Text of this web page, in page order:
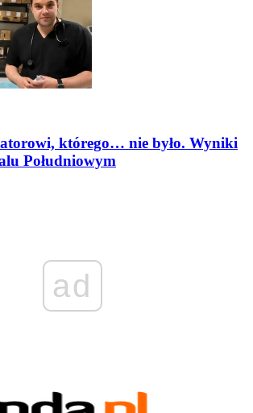
którego… nie było. Wyniki
Południowym
ad